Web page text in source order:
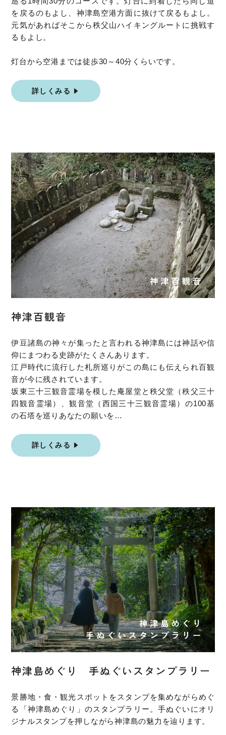
を戻るのもよし、神津島空港方面に抜けて戻るもよし。
元気があればそこから秩父山ハイキングルートに挑戦す
るもよし。
灯台から空港までは徒歩30～40分くらいです。
詳しくみる
神津百観音
伊豆諸島の神々が集ったと言われる神津島には神話や信
仰にまつわる史跡がたくさんあります。
江戸時代に流行した札所巡りがこの島にも伝えられ百観
音が今に残されています。
坂東三十三観音霊場を模した庵屋堂と秩父堂（秩父三十
四観音霊場）、観音堂（西国三十三観音霊場）の100基
の石塔を巡りあなたの願いを…
詳しくみる
神津島めぐり 手ぬぐいスタンプラリー
景勝地・食・観光スポットをスタンプを集めながらめぐ
る「神津島めぐり」のスタンプラリー。手ぬぐいにオリ
ジナルスタンプを押しながら神津島の魅力を辿ります。